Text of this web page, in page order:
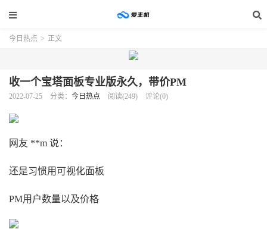
今日热点 > 正文
收一个宝塔面板专业版永久，带价PM
2022-07-25 分类： 今日热点 阅读(249) 评论(0)
网友 **m 说：
还是习惯用可视化面板
PM用户数量以及价格